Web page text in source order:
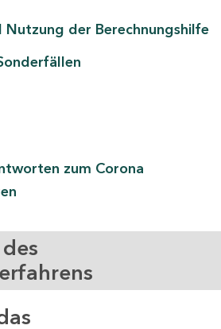
Nutzung der Berechnungshilfe
zum Corona